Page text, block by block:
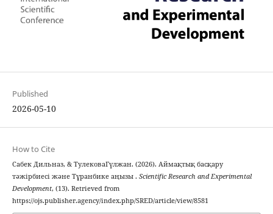
Published
2026-05-10
How to Cite
Сабек Дильназ, & ТулековаГүлжан. (2026). Аймақтық басқару
тәжірбиесі және Тұранбике аңызы . Scientific Research and Experimental
Development, (13). Retrieved from
https://ojs.publisher.agency/index.php/SRED/article/view/8581